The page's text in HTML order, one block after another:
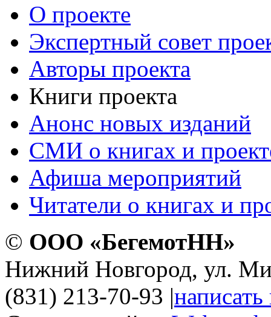
О проекте
Экспертный совет
Авторы проекта
Книги проекта
Анонс новых изданий
СМИ о книгах и
Афиша мероприятий
Читатели о книгах и
© ООО «БегемотНН»
Нижний Новгород, ул.
(831) 213-70-93 |